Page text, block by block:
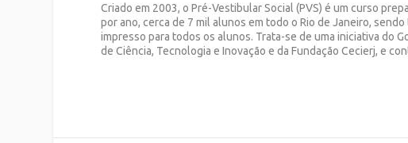
Criado em 2003, o Pré-Vestibular Social (PVS) é um curso
por ano, cerca de 7 mil alunos em todo o Rio de Janeiro,
impresso para todos os alunos. Trata-se de uma iniciativa do
de Ciência, Tecnologia e Inovação e da Fundação Cecierj, e